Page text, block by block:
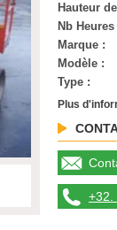
Hauteur
Nb Heures
Marque :
Modèle :
Type :
Plus
+32.